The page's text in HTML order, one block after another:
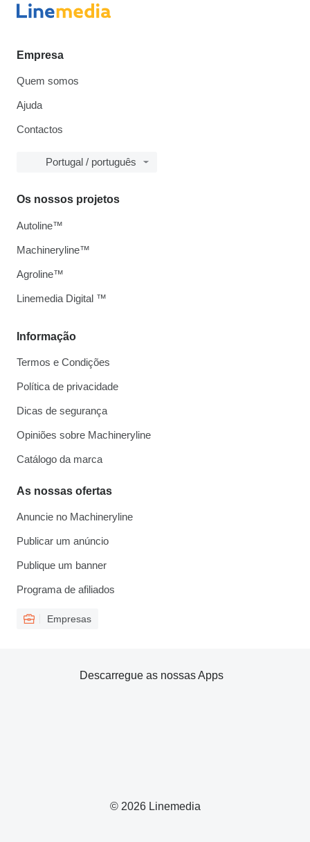
Empresa
Quem somos
Ajuda
Contactos
Portugal / português
Informação
Termos e Condições
Política de privacidade
Dicas de segurança
Opiniões sobre Machineryline
Catálogo da marca
As nossas ofertas
Anuncie no Machineryline
Publicar um anúncio
Publique um banner
Programa de afiliados
Empresas
Os nossos projetos
Autoline™
Machineryline™
Agroline™
Linemedia Digital ™
© 2026 Linemedia
Descarregue as nossas Apps